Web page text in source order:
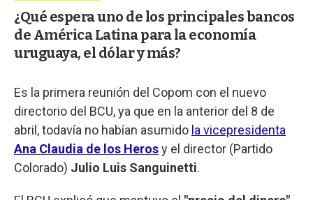
¿Qué espera uno de los principales bancos
de América Latina para la economía
uruguaya, el dólar y más?
Es la primera reunión del Copom con el nuevo
directorio del BCU, ya que en la anterior del 8 de
abril, todavía no habían asumido la vicepresidenta
Ana Claudia de los Herosy el director (Partido
Colorado) Julio Luis Sanguinetti.